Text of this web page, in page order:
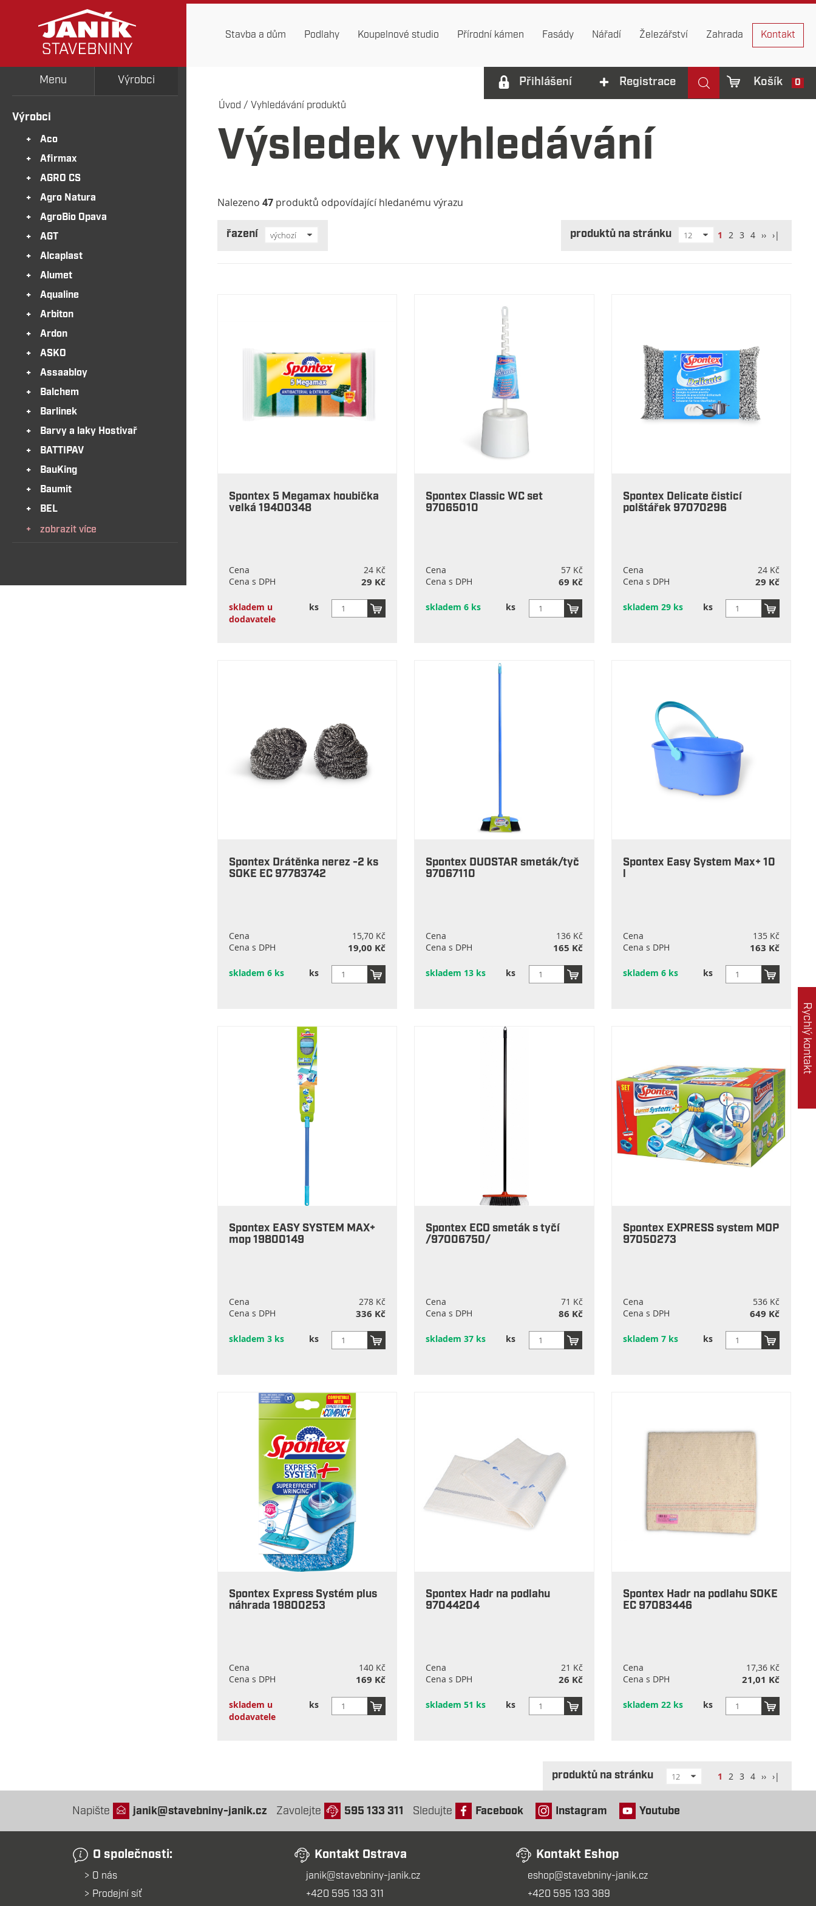
Stavba a dům Podlahy Koupelnové studio Přírodní kámen Fasády Nářadí Železářství Zahrada Kontakt
Přihlášení Registrace Košík 0
Menu Výrobci
Výrobci
Aco
Afirmax
AGRO CS
Agro Natura
AgroBio Opava
AGT
Alcaplast
Alumet
Aqualine
Arbiton
Ardon
ASKO
Assaabloy
Balchem
Barlinek
Barvy a laky Hostivař
BATTIPAV
BauKing
Baumit
BEL
zobrazit více
Úvod / Vyhledávání produktů
Výsledek vyhledávání
Nalezeno 47produktů odpovídající hledanému výrazu
řazení výchozí produktů na stránku 12 1 2 3 4 ›› ›|
Spontex 5 Megamax houbička
velká 19400348
Cena
24 Kč
Cena s DPH
29 Kč
skladem u
dodavatele
ks
Spontex Classic WC set
97065010
Cena
57 Kč
Cena s DPH
69 Kč
skladem 6 ks ks
Spontex Delicate čisticí
polštářek 97070296
Cena
24 Kč
Cena s DPH
29 Kč
skladem 29 ks ks
Spontex Drátěnka nerez -2 ks
SOKE EC 97783742
Cena
15,70 Kč
Cena s DPH
19,00 Kč
skladem 6 ks ks
Spontex DUOSTAR smeták/tyč
97067110
Cena
136 Kč
Cena s DPH
165 Kč
skladem 13 ks ks
Spontex Easy System Max+ 10
l
Cena
135 Kč
Cena s DPH
163 Kč
skladem 6 ks ks
Spontex EASY SYSTEM MAX+
mop 19800149
Cena
278 Kč
Cena s DPH
336 Kč
skladem 3 ks ks
Spontex ECO smeták s tyčí
/97006750/
Cena
71 Kč
Cena s DPH
86 Kč
skladem 37 ks ks
Spontex EXPRESS system MOP
97050273
Cena
536 Kč
Cena s DPH
649 Kč
skladem 7 ks ks
Spontex Express Systém plus
náhrada 19800253
Cena
140 Kč
Cena s DPH
169 Kč
skladem u
dodavatele
ks
Spontex Hadr na podlahu
97044204
Cena
21 Kč
Cena s DPH
26 Kč
skladem 51 ks ks
Spontex Hadr na podlahu SOKE
EC 97083446
Cena
17,36 Kč
Cena s DPH
21,01 Kč
skladem 22 ks ks
produktů na stránku 12 1 2 3 4 ›› ›|
Napište janik@stavebniny-janik.cz Zavolejte 595 133 311 Sledujte Facebook Instagram Youtube
O společnosti:
O nás
Prodejní síť
Kontakt Ostrava
janik@stavebniny-janik.cz
+420 595 133 311
Kontakt Eshop
eshop@stavebniny-janik.cz
+420 595 133 389
Rychlý kontakt